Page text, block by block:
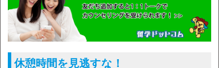
休憩時間を見逃すな！